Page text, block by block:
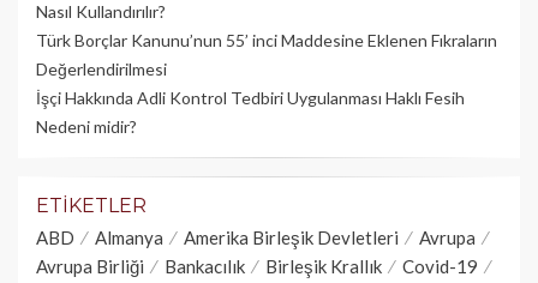
Nasıl Kullandırılır?
Türk Borçlar Kanunu’nun 55’ inci Maddesine Eklenen Fıkraların
Değerlendirilmesi
İşçi Hakkında Adli Kontrol Tedbiri Uygulanması Haklı Fesih
Nedeni midir?
ETIKETLER
ABD Almanya Amerika Birleşik Devletleri
Avrupa
Avrupa Birliği
Bankacılık Birleşik Krallık
Covid-19